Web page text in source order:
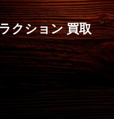
クション 買取